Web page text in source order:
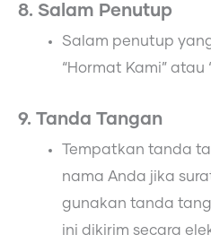
8. Salam Penutup
Salam penutup
“Hormat Kami” atau
9. Tanda Tangan
Tempatkan tanda
nama Anda jika
gunakan tanda
ini dikirim secara